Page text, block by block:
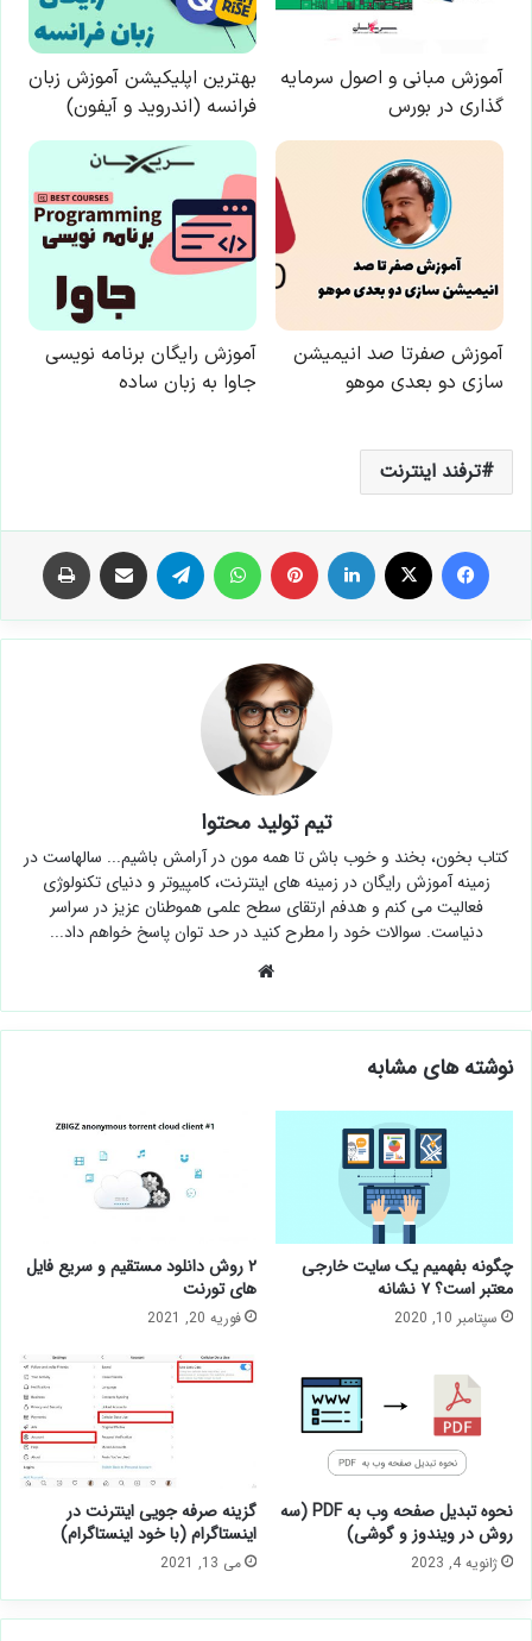
ترفند اینترنت
فیس بوک لینکدین ‫پین‌ترست تلگرام اشتراک گذاری از طریق ایمیل
تیم تولید محتوا
کتاب بخون، بخند و خوب باش تا همه مون در آرامش باشیم... سالهاست در
زمینه آموزش رایگان در زمینه های اینترنت، کامپیوتر و دنیای تکنولوژی
فعالیت می کنم و هدفم ارتقای سطح علمی هموطنان عزیز در سراسر
دنیاست. سوالات خود را مطرح کنید در حد توان پاسخ خواهم داد...
نوشته های مشابه
چگونه بفهمیم یک سایت خارجی
معتبر است؟ ۷ نشانه
سپتامبر 10, 2020
۲ روش دانلود مستقیم و سریع فایل
های تورنت
فوریه 20, 2021
نحوه تبدیل صفحه وب به PDF (سه
روش در ویندوز و گوشی)
ژانویه 4, 2023
گزینه صرفه جویی اینترنت در
اینستاگرام (با خود اینستاگرام)
می 13, 2021